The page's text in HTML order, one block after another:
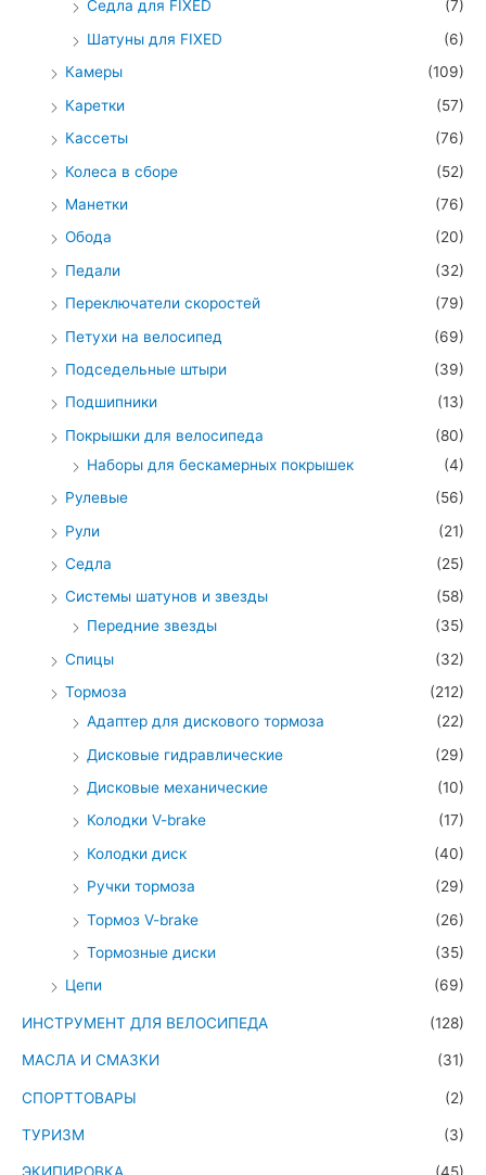
Седла для FIXED
(7)
Шатуны для FIXED
(6)
Камеры
(109)
Каретки
(57)
Кассеты
(76)
Колеса в сборе
(52)
Манетки
(76)
Обода
(20)
Педали
(32)
Переключатели скоростей
(79)
Петухи на велосипед
(69)
Подседельные штыри
(39)
Подшипники
(13)
Покрышки для велосипеда
(80)
Наборы для бескамерных покрышек
(4)
Рулевые
(56)
Рули
(21)
Седла
(25)
Системы шатунов и звезды
(58)
Передние звезды
(35)
Спицы
(32)
Тормоза
(212)
Адаптер для дискового тормоза
(22)
Дисковые гидравлические
(29)
Дисковые механические
(10)
Колодки V-brake
(17)
Колодки диск
(40)
Ручки тормоза
(29)
Тормоз V-brake
(26)
Тормозные диски
(35)
Цепи
(69)
ИНСТРУМЕНТ ДЛЯ ВЕЛОСИПЕДА (128)
МАСЛА И СМАЗКИ (31)
СПОРТТОВАРЫ (2)
ТУРИЗМ (3)